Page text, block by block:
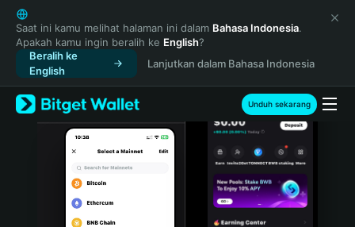
English
日本語
Tiếng Việt
Русский
Español (Latinoamérica)
Türkçe
Italiano
Português (Portugal)
Saat ini kamu melihat halaman ini dalam Bahasa Indonesia.
Apakah kamu ingin beralih ke English?
Beralih ke
English
Lanjutkan dalam Bahasa Indonesia
Unduh sekarang